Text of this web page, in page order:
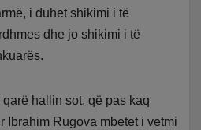
i duhet shikimi i të
dhe jo shikimi i të
hallin sot, që pas kaq
Ibrahim Rugova mbetet i vetmi